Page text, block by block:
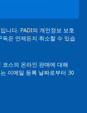
니다. PADI의 개인정보 보호
독은 언제든지 취소할 수 있습
스의 온라인 판매에 대해
이메일 등록 날짜로부터 30